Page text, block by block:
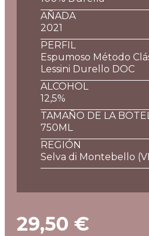
AÑADA
2021
PERFIL
Espumoso Método
Lessini Durello DOC
ALCOHOL
12,5%
TAMAÑO DE LA
750ML
REGIÓN
Selva di Montebello
29,50 €